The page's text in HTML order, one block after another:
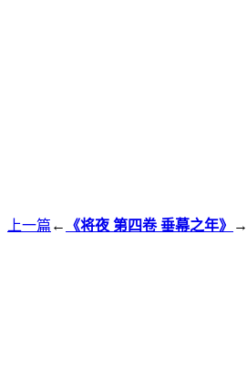
上一篇 ← 《将夜 第四卷 垂幕之年》 →